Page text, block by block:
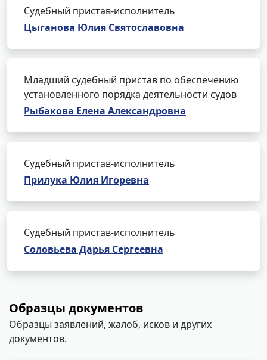
Судебный пристав-исполнитель
Цыганова Юлия Святославовна
Младший судебный пристав по обеспечению
установленного порядка деятельности судов
Рыбакова Елена Александровна
Судебный пристав-исполнитель
Прилука Юлия Игоревна
Судебный пристав-исполнитель
Соловьева Дарья Сергеевна
Образцы документов
Образцы заявлений, жалоб, исков и других
документов.